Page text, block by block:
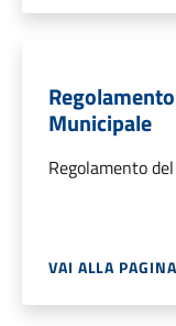
Municipale
Regolamento
VAI ALLA PAGINA